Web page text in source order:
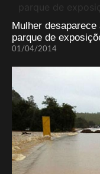
Mulher
parque de
01/04/2014